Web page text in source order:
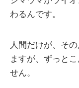
わるんです。
人間だけが、そ
ますが、ずっと
せん。